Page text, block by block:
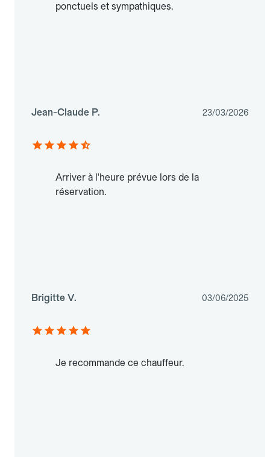
ponctuels et sympathiques.
Jean-Claude P. 23/03/2026
Arriver à l'heure prévue lors de la
réservation.
Brigitte V. 03/06/2025
Je recommande ce chauffeur.